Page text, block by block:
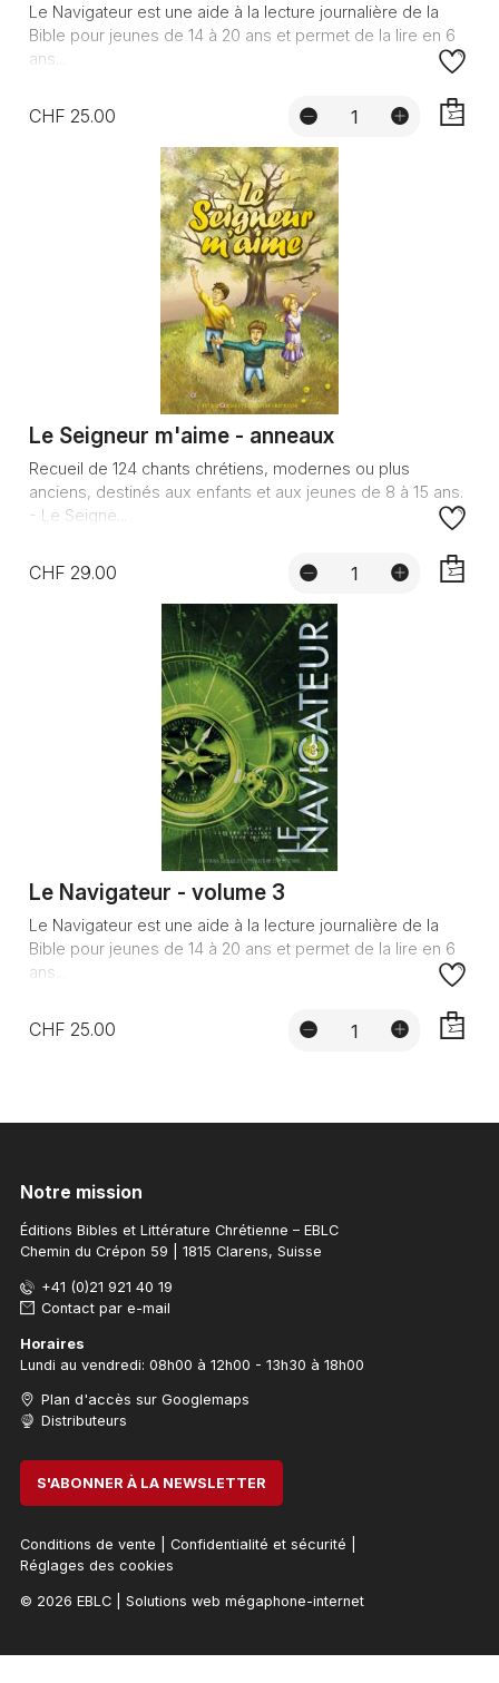
Le Navigateur est une aide à la lecture journalière de la
Bible pour jeunes de 14 à 20 ans et permet de la lire en 6
ans...
CHF 25.00
Le Seigneur m'aime - anneaux
Recueil de 124 chants chrétiens, modernes ou plus
anciens, destinés aux enfants et aux jeunes de 8 à 15 ans.
- Le Seigne...
CHF 29.00
Le Navigateur - volume 3
Le Navigateur est une aide à la lecture journalière de la
Bible pour jeunes de 14 à 20 ans et permet de la lire en 6
ans...
CHF 25.00
Notre mission
Éditions Bibles et Littérature Chrétienne – EBLC
Chemin du Crépon 59 | 1815 Clarens, Suisse
+41 (0)21 921 40 19
Contact par e-mail
Horaires
Lundi au vendredi: 08h00 à 12h00 - 13h30 à 18h00
Plan d'accès sur Googlemaps
Distributeurs
S'ABONNER À LA NEWSLETTER
Conditions de vente Confidentialité et sécurité
Réglages des cookies
© 2026 EBLC| Solutions web mégaphone-internet